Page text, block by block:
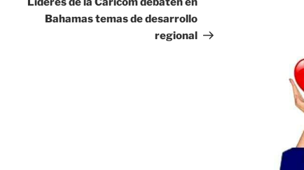
Bahamas temas de desarrollo
regional